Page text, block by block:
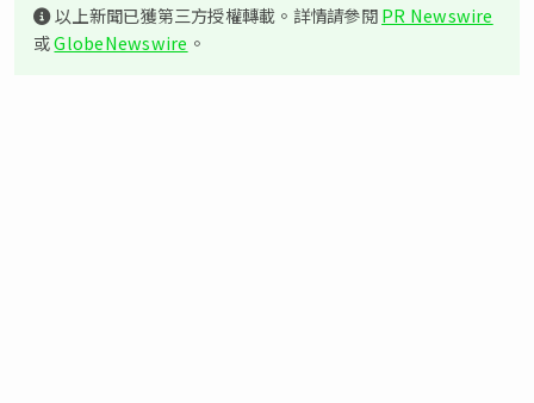
以上新聞已獲第三方授權轉載。詳情請參閱PR Newswire
或GlobeNewswire 。